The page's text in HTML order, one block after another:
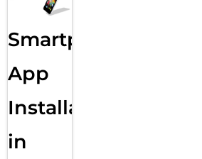
Smartphone
App
Installation
in